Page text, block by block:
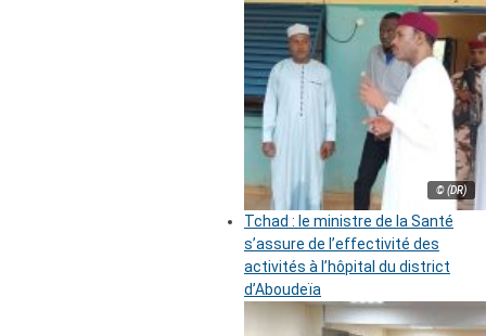
© (DR)
Tchad : le ministre de la Santé
s’assure de l’effectivité des
activités à l’hôpital du district
d’Aboudeïa